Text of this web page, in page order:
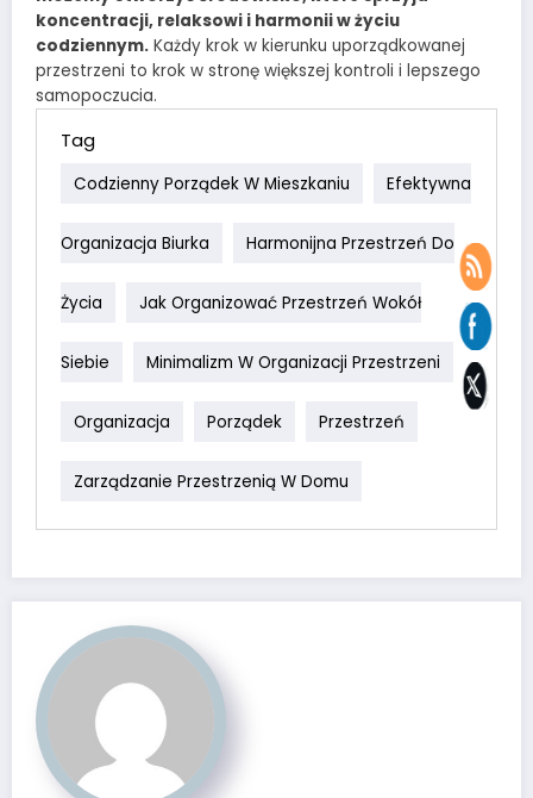
koncentracji, relaksowi i harmonii w życiu
codziennym. Każdy krok w kierunku uporządkowanej
przestrzeni to krok w stronę większej kontroli i lepszego
samopoczucia.
Tag
Codzienny Porządek W Mieszkaniu Efektywna
Organizacja Biurka Harmonijna Przestrzeń Do
Życia Jak Organizować Przestrzeń Wokół
Siebie Minimalizm W Organizacji Przestrzeni
Organizacja Porządek Przestrzeń
Zarządzanie Przestrzenią W Domu